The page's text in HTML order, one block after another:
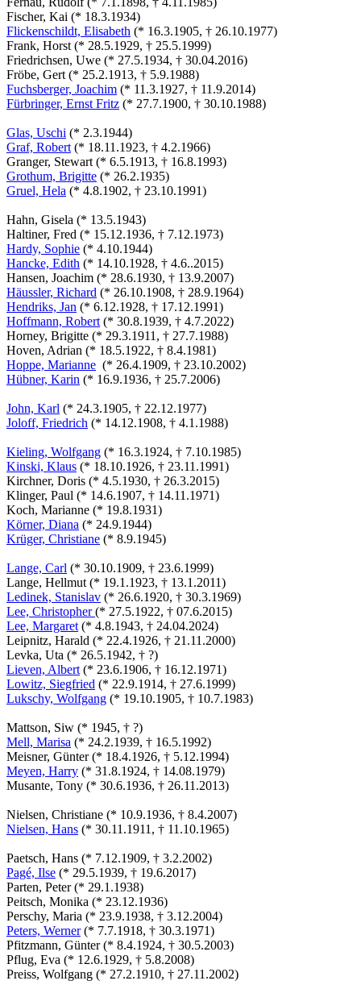
Fischer, Kai (* 18.3.1934)
Flickenschildt, Elisabeth (* 16.3.1905, † 26.10.1977)
Frank, Horst (* 28.5.1929, † 25.5.1999)
Friedrichsen, Uwe (* 27.5.1934, † 30.04.2016)
Fröbe, Gert (* 25.2.1913, † 5.9.1988)
Fuchsberger, Joachim (* 11.3.1927, † 11.9.2014)
Fürbringer, Ernst Fritz (* 27.7.1900, † 30.10.1988)
Glas, Uschi (* 2.3.1944)
Graf, Robert (* 18.11.1923, † 4.2.1966)
Granger, Stewart (* 6.5.1913, † 16.8.1993)
Grothum, Brigitte (* 26.2.1935)
Gruel, Hela (* 4.8.1902, † 23.10.1991)
Hahn, Gisela (* 13.5.1943)
Haltiner, Fred (* 15.12.1936, † 7.12.1973)
Hardy, Sophie (* 4.10.1944)
Hancke, Edith (* 14.10.1928, † 4.6..2015)
Hansen, Joachim (* 28.6.1930, † 13.9.2007)
Häussler, Richard (* 26.10.1908, † 28.9.1964)
Hendriks, Jan (* 6.12.1928, † 17.12.1991)
Hoffmann, Robert (* 30.8.1939, † 4.7.2022)
Horney, Brigitte (* 29.3.1911, † 27.7.1988)
Hoven, Adrian (* 18.5.1922, † 8.4.1981)
Hoppe, Marianne (* 26.4.1909, † 23.10.2002)
Hübner, Karin (* 16.9.1936, † 25.7.2006)
John, Karl (* 24.3.1905, † 22.12.1977)
Joloff, Friedrich (* 14.12.1908, † 4.1.1988)
Kieling, Wolfgang (* 16.3.1924, † 7.10.1985)
Kinski, Klaus (* 18.10.1926, † 23.11.1991)
Kirchner, Doris (* 4.5.1930, † 26.3.2015)
Klinger, Paul (* 14.6.1907, † 14.11.1971)
Koch, Marianne (* 19.8.1931)
Körner, Diana (* 24.9.1944)
Krüger, Christiane (* 8.9.1945)
Lange, Carl (* 30.10.1909, † 23.6.1999)
Lange, Hellmut (* 19.1.1923, † 13.1.2011)
Ledinek, Stanislav (* 26.6.1920, † 30.3.1969)
Lee, Christopher(* 27.5.1922, † 07.6.2015)
Lee, Margaret (* 4.8.1943, † 24.04.2024)
Leipnitz, Harald (* 22.4.1926, † 21.11.2000)
Levka, Uta (* 26.5.1942, † ?)
Lieven, Albert (* 23.6.1906, † 16.12.1971)
Lowitz, Siegfried (* 22.9.1914, † 27.6.1999)
Lukschy, Wolfgang (* 19.10.1905, † 10.7.1983)
Mattson, Siw (* 1945, † ?)
Mell, Marisa (* 24.2.1939, † 16.5.1992)
Meisner, Günter (* 18.4.1926, † 5.12.1994)
Meyen, Harry (* 31.8.1924, † 14.08.1979)
Musante, Tony (* 30.6.1936, † 26.11.2013)
Nielsen, Christiane (* 10.9.1936, † 8.4.2007)
Nielsen, Hans (* 30.11.1911, † 11.10.1965)
Paetsch, Hans (* 7.12.1909, † 3.2.2002)
Pagé, Ilse (* 29.5.1939, † 19.6.2017)
Parten, Peter (* 29.1.1938)
Peitsch, Monika (* 23.12.1936)
Perschy, Maria (* 23.9.1938, † 3.12.2004)
Peters, Werner(* 7.7.1918, † 30.3.1971)
Pfitzmann, Günter (* 8.4.1924, † 30.5.2003)
Pflug, Eva (* 12.6.1929, † 5.8.2008)
Preiss, Wolfgang (* 27.2.1910, † 27.11.2002)